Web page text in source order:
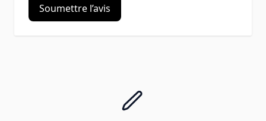
Soumettre l’avis